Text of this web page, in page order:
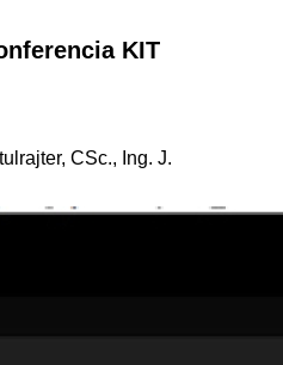
KIT
CSc., Ing. J.